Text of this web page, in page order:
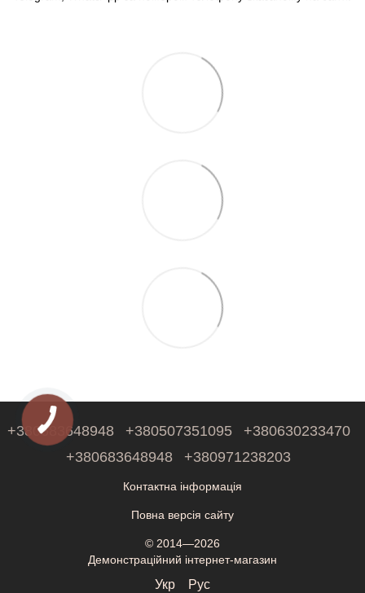
+380683648948 +380507351095
+380630233470
+380683648948
+380971238203
Контактна інформація
Повна версія сайту
© 2014—2026
Демонстраційний інтернет-магазин
Укр Рус